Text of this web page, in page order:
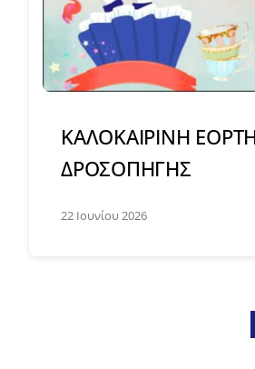
ΚΑΛΟΚΑΙΡΙΝΗ
ΔΡΟΣΟΠΗΓΗΣ
22 Ιουνίου 2026